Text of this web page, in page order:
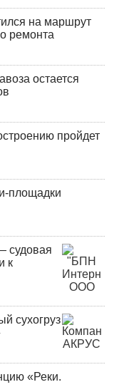
на маршрут
ремонта
остается
пройдет
площадки
судовая
к
сухогруз
«Реки.